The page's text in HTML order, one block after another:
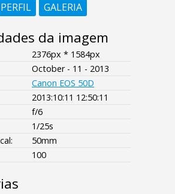
PERFIL
GALERIA
da imagem
2376px * 1584px
October - 11 - 2013
Canon EOS 50D
2013:10:11 12:50:11
f/6
1/25s
50mm
100